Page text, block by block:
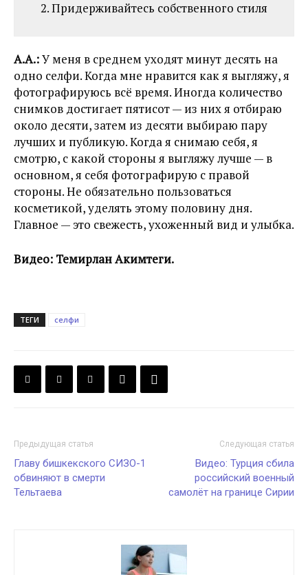
2. Придерживайтесь собственного стиля
А.А.:У меня в среднем уходят минут десять на
одно селфи. Когда мне нравится как я выгляжу, я
фотографируюсь всё время. Иногда количество
снимков достигает пятисот — из них я отбираю
около десяти, затем из десяти выбираю пару
лучших и публикую. Когда я снимаю себя, я
смотрю, с какой стороны я выгляжу лучше — в
основном, я себя фотографирую с правой
стороны. Не обязательно пользоваться
косметикой, уделять этому половину дня.
Главное — это свежесть, ухоженный вид и улыбка.
Видео: Темирлан Акимтеги.
ТЕГИ селфи
Предыдущая статья
Главу бишкекского СИЗО-1
обвиняют в смерти
Тельтаева
Следующая статья
Видео: Турция сбила
российский военный
самолёт на границе Сирии